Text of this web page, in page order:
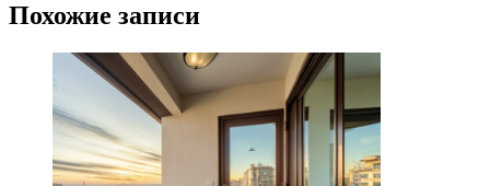
Похожие записи